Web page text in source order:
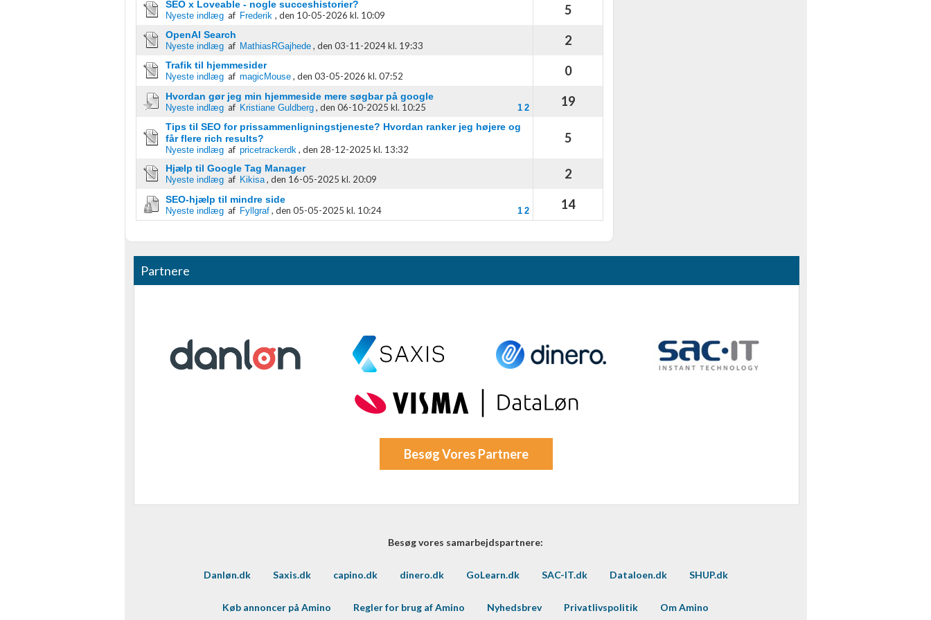
SEO x Loveable - nogle succeshistorier?
Nyeste indlægaf Frederik , den 10-05-2026 kl. 10:09 5
OpenAI Search
Nyeste indlægaf MathiasRGajhede , den 03-11-2024 kl. 19:33 2
Trafik til hjemmesider
Nyeste indlægaf magicMouse , den 03-05-2026 kl. 07:52 0
Hvordan gør jeg min hjemmeside mere søgbar på google
Nyeste indlægaf Kristiane Guldberg , den 06-10-2025 kl. 10:25 1 2 19
Tips til SEO for prissammenligningstjeneste? Hvordan ranker jeg højere og
får flere rich results?
Nyeste indlægaf pricetrackerdk , den 28-12-2025 kl. 13:32
5
Hjælp til Google Tag Manager
Nyeste indlægaf Kikisa , den 16-05-2025 kl. 20:09 2
SEO-hjælp til mindre side
Nyeste indlægaf Fyllgraf , den 05-05-2025 kl. 10:24 1 2 14
Partnere
Besøg Vores Partnere
Besøg vores samarbejdspartnere:
Danløn.dk Saxis.dk capino.dk dinero.dk GoLearn.dk SAC-IT.dk Dataloen.dk SHUP.dk
Køb annoncer på Amino Regler for brug af Amino Nyhedsbrev Privatlivspolitik Om Amino
Identificere enheder baseret på aktivt anmodede oplysninger